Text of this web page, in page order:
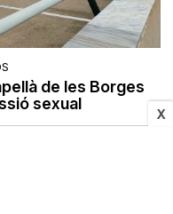
X
de les Borges
sexual